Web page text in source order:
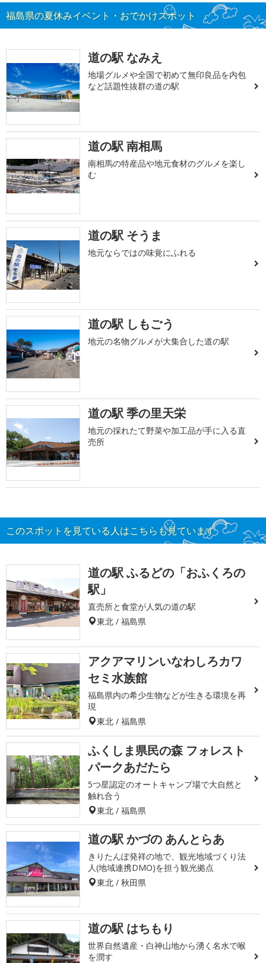
福島県の夏休みイベント・おでかけスポット
道の駅 なみえ
地場グルメや全国で初めて無印良品を内包
など話題性抜群の道の駅
道の駅 南相馬
南相馬の特産品や地元食材のグルメを楽し
む
道の駅 そうま
地元ならではの味覚にふれる
道の駅 しもごう
地元の名物グルメが大集合した道の駅
道の駅 季の里天栄
地元の採れたて野菜や加工品が手に入る直
売所
このスポットを見ている人はこちらも見ています
道の駅 ふるどの「おふくろの
駅」
直売所と食堂が人気の道の駅
東北 / 福島県
アクアマリンいなわしろカワ
セミ水族館
福島県内の希少生物などが生きる環境を再
現
東北 / 福島県
ふくしま県民の森 フォレスト
パークあだたら
5つ星認定のオートキャンプ場で大自然と
触れ合う
東北 / 福島県
道の駅 かづの あんとらあ
きりたんぽ発祥の地で、観光地域づくり法
人(地域連携DMO)を担う観光拠点
東北 / 秋田県
道の駅 はちもり
世界自然遺産・白神山地から湧く名水で喉
を潤す